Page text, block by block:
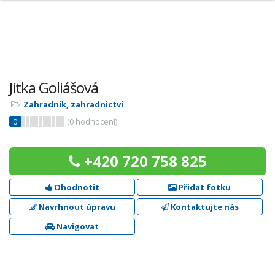
Jitka Goliášová
Zahradník, zahradnictví
0
(0 hodnocení)
+420 720 758 825
Ohodnotit
Přidat fotku
Navrhnout úpravu
Kontaktujte nás
Navigovat